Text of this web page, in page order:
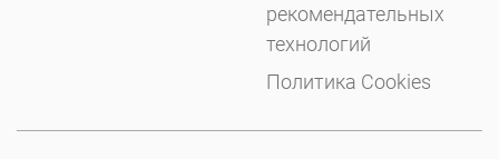
рекомендательных
технологий
Политика Cookies